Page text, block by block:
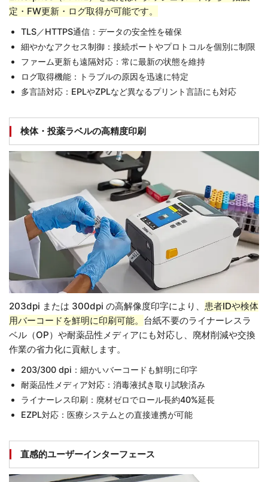
定・FW更新・ログ取得が可能です。
TLS／HTTPS通信：データの安全性を確保
細やかなアクセス制御：接続ポートやプロトコルを個別に制限
ファーム更新も遠隔対応：常に最新の状態を維持
ログ取得機能：トラブルの原因を迅速に特定
多言語対応：EPLやZPLなど異なるプリント言語にも対応
検体・投薬ラベルの高精度印刷
203dpi または 300dpi の高解像度印字により、 患者IDや検体
用バーコードを鮮明に印刷可能。 台紙不要のライナーレスラ
ベル（OP）や耐薬品性メディアにも対応し、廃材削減や交換
作業の省力化に貢献します。
203/300 dpi：細かいバーコードも鮮明に印字
耐薬品性メディア対応：消毒液拭き取り試験済み
ライナーレス印刷：廃材ゼロでロール長約40%延長
EZPL対応：医療システムとの直接連携が可能
直感的ユーザーインターフェース